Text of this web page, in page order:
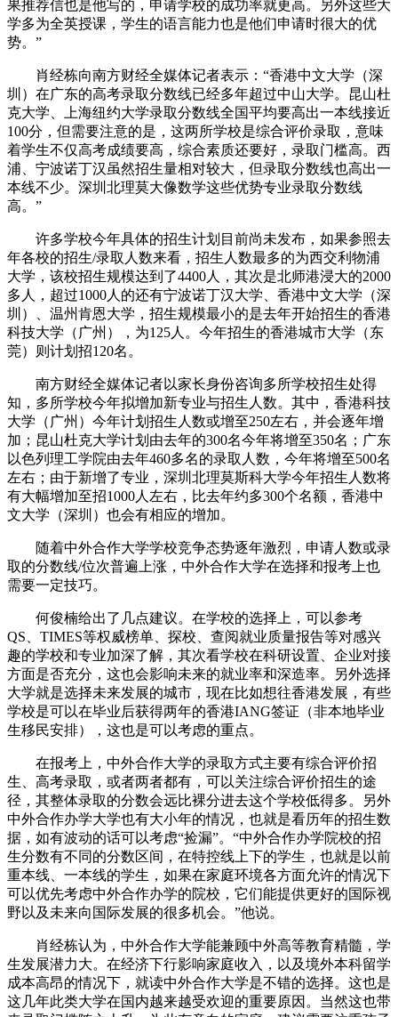
果推荐信也是他写的，申请学校的成功率就更高。另外这些大
学多为全英授课，学生的语言能力也是他们申请时很大的优
势。”
肖经栋向南方财经全媒体记者表示：“香港中文大学（深
圳）在广东的高考录取分数线已经多年超过中山大学。昆山杜
克大学、上海纽约大学录取分数线全国平均要高出一本线接近
100分，但需要注意的是，这两所学校是综合评价录取，意味
着学生不仅高考成绩要高，综合素质还要好，录取门槛高。西
浦、宁波诺丁汉虽然招生量相对较大，但录取分数线也高出一
本线不少。深圳北理莫大像数学这些优势专业录取分数线
高。”
许多学校今年具体的招生计划目前尚未发布，如果参照去
年各校的招生/录取人数来看，招生人数最多的为西交利物浦
大学，该校招生规模达到了4400人，其次是北师港浸大的2000
多人，超过1000人的还有宁波诺丁汉大学、香港中文大学（深
圳）、温州肯恩大学，招生规模最小的是去年开始招生的香港
科技大学（广州），为125人。今年招生的香港城市大学（东
莞）则计划招120名。
南方财经全媒体记者以家长身份咨询多所学校招生处得
知，多所学校今年拟增加新专业与招生人数。其中，香港科技
大学（广州）今年计划招生人数或增至250左右，并会逐年增
加；昆山杜克大学计划由去年的300名今年将增至350名；广东
以色列理工学院由去年460多名的录取人数，今年将增至500名
左右；由于新增了专业，深圳北理莫斯科大学今年招生人数将
有大幅增加至招1000人左右，比去年约多300个名额，香港中
文大学（深圳）也会有相应的增加。
随着中外合作大学学校竞争态势逐年激烈，申请人数或录
取的分数线/位次普遍上涨，中外合作大学在选择和报考上也
需要一定技巧。
何俊楠给出了几点建议。在学校的选择上，可以参考
QS、TIMES等权威榜单、探校、查阅就业质量报告等对感兴
趣的学校和专业加深了解，其次看学校在科研设置、企业对接
方面是否充分，这也会影响未来的就业率和深造率。另外选择
大学就是选择未来发展的城市，现在比如想往香港发展，有些
学校是可以在毕业后获得两年的香港IANG签证（非本地毕业
生移民安排），这也是可以考虑的重点。
在报考上，中外合作大学的录取方式主要有综合评价招
生、高考录取，或者两者都有，可以关注综合评价招生的途
径，其整体录取的分数会远比裸分进去这个学校低得多。另外
中外合作办学大学也有大小年的情况，也就是看历年的招生数
据，如有波动的话可以考虑“捡漏”。“中外合作办学院校的招
生分数有不同的分数区间，在特控线上下的学生，也就是以前
重本线、一本线的学生，如果在家庭环境各方面允许的情况下
可以优先考虑中外合作办学的院校，它们能提供更好的国际视
野以及未来向国际发展的很多机会。”他说。
肖经栋认为，中外合作大学能兼顾中外高等教育精髓，学
生发展潜力大。在经济下行影响家庭收入，以及境外本科留学
成本高昂的情况下，就读中外合作大学是不错的选择。这也是
这几年此类大学在国内越来越受欢迎的重要原因。当然这也带